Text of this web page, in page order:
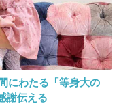
+21 -2
にわたる「等身大の
謝伝える